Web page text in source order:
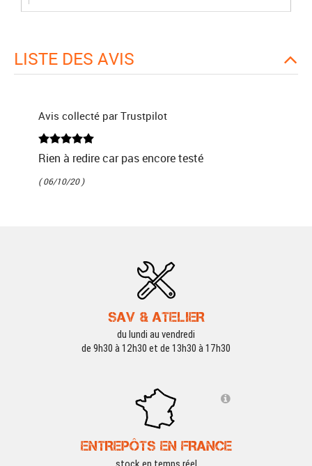
LISTE DES AVIS
Avis collecté par Trustpilot
Rien à redire car pas encore testé
( 06/10/20 )
SAV & ATELIER
du lundi au vendredi
de 9h30 à 12h30 et de 13h30 à 17h30
ENTREPÔTS EN FRANCE